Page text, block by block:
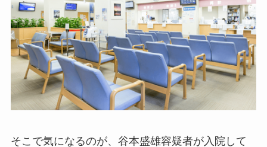
そこで気になるのが、 谷本盛雄容疑者が入院して